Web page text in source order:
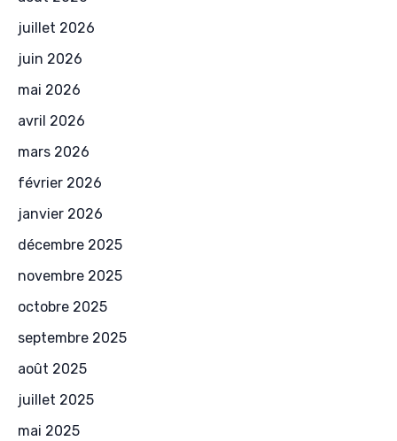
juillet 2026
juin 2026
mai 2026
avril 2026
mars 2026
février 2026
janvier 2026
décembre 2025
novembre 2025
octobre 2025
septembre 2025
août 2025
juillet 2025
mai 2025